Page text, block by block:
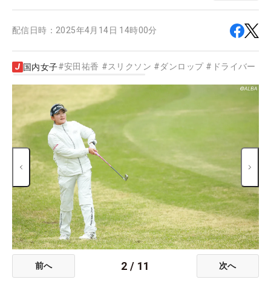
配信日時： 2025年4月14日 14時00分
国内女子#安田祐香 #スリクソン #ダンロップ # ドライバー
前へ 2 / 11 次へ